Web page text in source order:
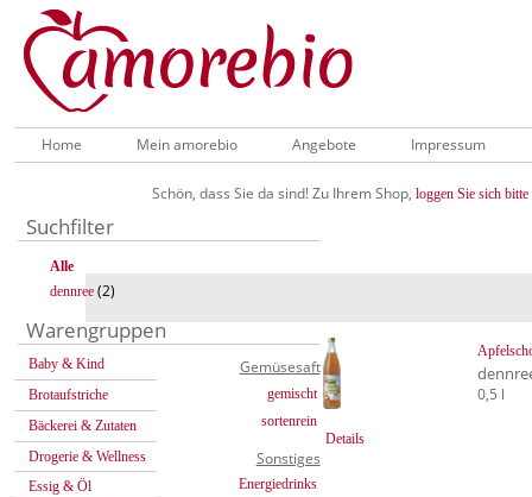
Home Mein amorebio Angebote Impressum
Schön, dass Sie da sind! Zu Ihrem Shop, loggen Sie sich bitte
Suchfilter
Alle
dennree (2)
Warengruppen
Baby & Kind
Brotaufstriche
Bäckerei & Zutaten
Drogerie & Wellness
Essig & Öl
Gemüsesaft
gemischt
sortenrein
Sonstiges
Energiedrinks
Details
0,5 l